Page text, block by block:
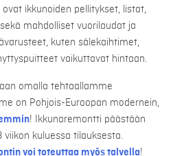
ikkunoiden pellitykset, listat,
mahdolliset vuorilaudat ja
kuten sälekaihtimet,
vaikuttavat hintaan.
omalla tehtaallamme
on Pohjois-Euroopan modernein,
! Ikkunaremontti päästään
kuluessa tilauksesta.
voi toteuttaa myös talvella!